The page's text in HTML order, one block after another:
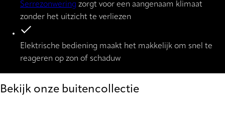
Serrezonwering zorgt voor een aangenaam klimaat
zonder het uitzicht te verliezen
Elektrische bediening maakt het makkelijk om snel te
reageren op zon of schaduw
Bekijk onze buitencollectie